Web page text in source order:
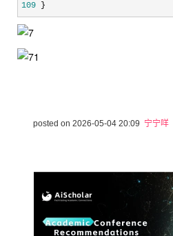
109 }
posted on 2026-05-04 20:09 宁宁咩